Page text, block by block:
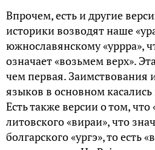
Впрочем, есть и другие
историки возводят наше
южнославянскому «уррра»,
означает «возьмем верх».
чем первая. Заимствования
языков в основном
Есть также версии о том, что
литовского «вираи», что
болгарского «ургэ», то есть